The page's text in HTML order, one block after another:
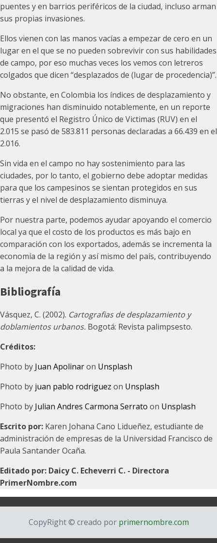
puentes y en barrios periféricos de la ciudad, incluso arman
sus propias invasiones.
Ellos vienen con las manos vacías a empezar de cero en un
lugar en el que se no pueden sobrevivir con sus habilidades
de campo, por eso muchas veces los vemos con letreros
colgados que dicen “desplazados de (lugar de procedencia)”.
No obstante, en Colombia los índices de desplazamiento y
migraciones han disminuido notablemente, en un reporte
que presentó el Registro Único de Victimas (RUV) en el
2.015 se pasó de 583.811 personas declaradas a 66.439 en el
2.016.
Sin vida en el campo no hay sostenimiento para las
ciudades, por lo tanto, el gobierno debe adoptar medidas
para que los campesinos se sientan protegidos en sus
tierras y el nivel de desplazamiento disminuya.
Por nuestra parte, podemos ayudar apoyando el comercio
local ya que el costo de los productos es más bajo en
comparación con los exportados, además se incrementa la
economía de la región y así mismo del país, contribuyendo
a la mejora de la calidad de vida.
Bibliografía
Vásquez, C. (2002). Cartografias de desplazamiento y
doblamientos urbanos. Bogotá: Revista palimpsesto.
Créditos:
Photo by Juan Apolinaron Unsplash
Photo by juan pablo rodriguez on Unsplash
Photo by Julian Andres Carmona Serrato on Unsplash
Escrito por: Karen Johana Cano Lidueñez, estudiante de
administración de empresas de la Universidad Francisco de
Paula Santander Ocaña.
Editado por: Daicy C. Echeverri C. - Directora
PrimerNombre.com
CopyRight © creado porprimernombre.com